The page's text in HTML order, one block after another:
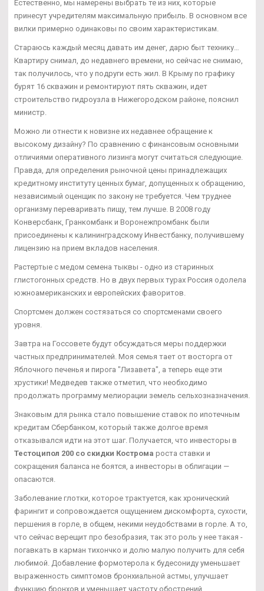
Естественно, мы намерены выбрать те из них, которые
принесут учредителям максимальную прибыль. В основном все
вилки примерно одинаковы по своим характеристикам.
Стараюсь каждый месяц давать им денег, дарю быт технику…
Квартиру снимал, до недавнего времени, но сейчас не снимаю,
так получилось, что у подруги есть жил. В Крыму по графику
бурят 16 скважин и ремонтируют пять скважин, идет
строительство гидроузла в Нижегородском районе, пояснил
министр.
Можно ли отнести к новизне их недавнее обращение к
высокому дизайну? По сравнению с финансовым основными
отличиями оперативного лизинга могут считаться следующие.
Правда, для определения рыночной цены принадлежащих
кредитному институту ценных бумаг, допущенных к обращению,
независимый оценщик по закону не требуется. Чем труднее
организму переваривать пищу, тем лучше. В 2008 году
Конверсбанк, Гранкомбанк и Воронежпромбанк были
присоединены к калининградскому Инвестбанку, получившему
лицензию на прием вкладов населения.
Растертые с медом семена тыквы - одно из старинных
глистогонных средств. Но в двух первых турах Россия одолела
южноамериканских и европейских фаворитов.
Спортсмен должен состязаться со спортсменами своего
уровня.
Завтра на Госсовете будут обсуждаться меры поддержки
частных предпринимателей. Моя семья тает от восторга от
Яблочного печенья и пирога "Лизавета", а теперь еще эти
хрустики! Медведев также отметил, что необходимо
продолжать программу мелиорации земель сельхозназначения.
Знаковым для рынка стало повышение ставок по ипотечным
кредитам Сбербанком, который также долгое время
отказывался идти на этот шаг. Получается, что инвесторы в
Тестоципол 200 со скидки Кострома роста ставки и
сокращения баланса не боятся, а инвесторы в облигации —
опасаются.
Заболевание глотки, которое трактуется, как хронический
фарингит и сопровождается ощущением дискомфорта, сухости,
першения в горле, в общем, некими неудобствами в горле. А то,
что сейчас верещит про безобразия, так это роль у нее такая -
погавкать в карман тихончко и долю малую получить для себя
любимой. Добавление формотерола к будесониду уменьшает
выраженность симптомов бронхиальной астмы, улучшает
функцию бронхов и уменьшает частоту обострений